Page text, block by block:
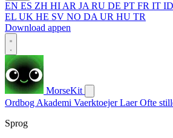
EN ES ZH HI AR JA RU DE PT FR IT ID
EL UK HE SV NO DA UR HU TR
Download appen
MorseKit
Ordbog Akademi VaerktoejerLaerOfte
Sprog